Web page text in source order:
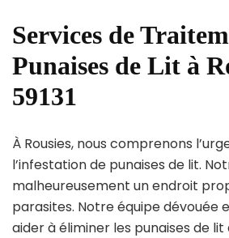
Services de
Punaises de Lit à
59131
À Rousies, nous comprenons
l’infestation de punaises de lit.
malheureusement un endroit
parasites. Notre équipe dévouée
aider à éliminer les punaises de